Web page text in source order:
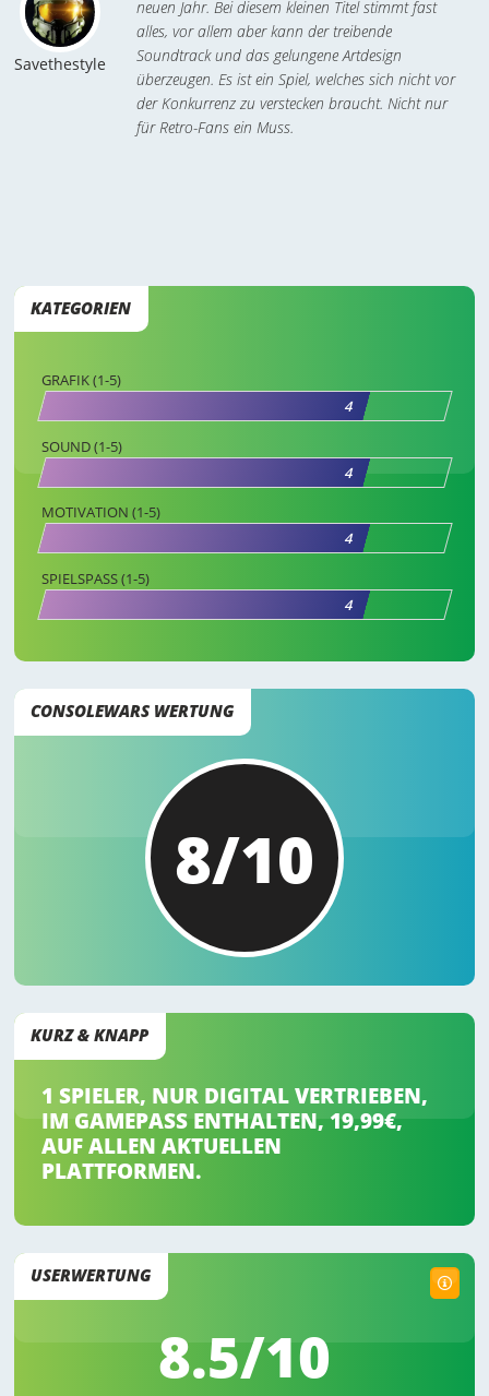
Savethestyle
neuen Jahr. Bei diesem kleinen Titel stimmt fast
alles, vor allem aber kann der treibende
Soundtrack und das gelungene Artdesign
überzeugen. Es ist ein Spiel, welches sich nicht vor
der Konkurrenz zu verstecken braucht. Nicht nur
für Retro-Fans ein Muss.
KATEGORIEN
GRAFIK (1-5)
4
SOUND (1-5)
4
MOTIVATION (1-5)
4
SPIELSPASS (1-5)
4
CONSOLEWARS WERTUNG
8/10
KURZ & KNAPP
1 SPIELER, NUR DIGITAL VERTRIEBEN,
IM GAMEPASS ENTHALTEN, 19,99€,
AUF ALLEN AKTUELLEN
PLATTFORMEN.
USERWERTUNG
8.5/10